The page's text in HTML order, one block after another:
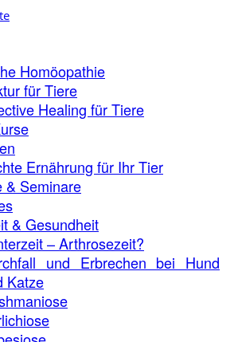
Homöopathie
für Tiere
Healing für Tiere
Ernährung für Ihr Tier
& Seminare
& Gesundheit
– Arthrosezeit?
und Erbrechen bei Hund
Katze